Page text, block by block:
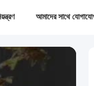
আমাদের সাথে